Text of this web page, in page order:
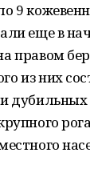
9
еще в
правом
из них
дубильных